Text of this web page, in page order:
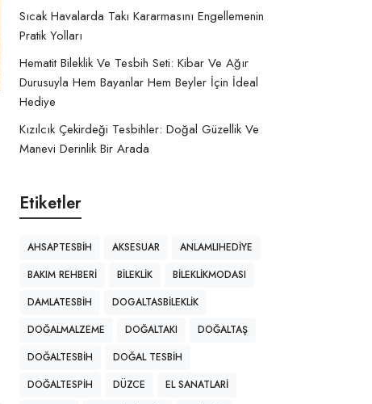
Sıcak Havalarda Takı Kararmasını Engellemenin
Pratik Yolları
Hematit Bileklik Ve Tesbih Seti: Kibar Ve Ağır
Durusuyla Hem Bayanlar Hem Beyler İçin İdeal
Hediye
Kızılcık Çekirdeği Tesbihler: Doğal Güzellik Ve
Manevi Derinlik Bir Arada
Etiketler
AHSAPTESBIH AKSESUAR
ANLAMLIHEDIYE
BAKIM REHBERI
BILEKLIK
BILEKLIKMODASI
DAMLATESBIH
DOGALTASBILEKLIK
DOĞALMALZEME
DOĞALTAKI
DOĞALTAŞ
DOĞALTESBIH
DOĞAL TESBIH
DOĞALTESPIH
DÜZCE
EL SANATLARI